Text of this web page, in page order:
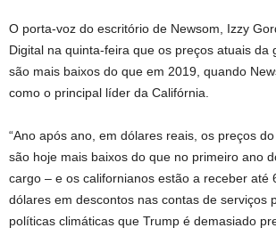
O porta-voz do escritório de Newsom, Izzy
Digital na quinta-feira que os preços atuais da
são mais baixos do que em 2019, quando
como o principal líder da Califórnia.
“Ano após ano, em dólares reais, os preços
são hoje mais baixos do que no primeiro ano
cargo – e os californianos estão a receber até
dólares em descontos nas contas de serviços
políticas climáticas que Trump é demasiado